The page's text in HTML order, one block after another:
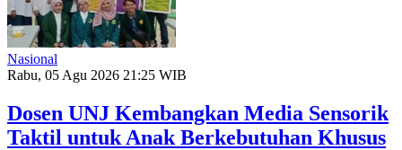
Nasional
Rabu, 05 Agu 2026 21:25 WIB
Dosen UNJ Kembangkan Media Sensorik
Taktil untuk Anak Berkebutuhan Khusus